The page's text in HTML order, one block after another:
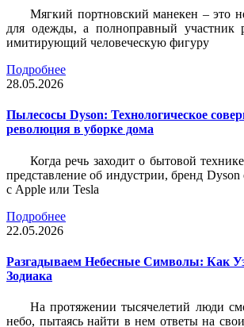
Мягкий портновский манекен – это
для одежды, а полноправный участник
имитирующий человеческую фигуру
Подробнее
28.05.2026
Пылесосы Dyson: Технологическое
революция в уборке дома
Когда речь заходит о бытовой
представление об индустрии, бренд
с Apple или Tesla
Подробнее
22.05.2026
Разгадываем Небесные Символы: Как
Зодиака
На протяжении тысячелетий люди
небо, пытаясь найти в нем ответы на